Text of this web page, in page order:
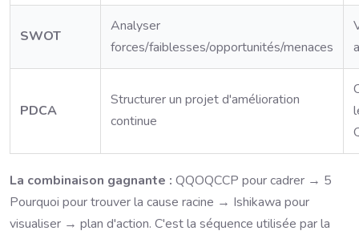
SWOT
Analyser
forces/faiblesses/opportunités/menaces
PDCA
Structurer un projet d'amélioration
continue
La combinaison gagnante : QQOQCCP pour cadrer → 5
Pourquoi pour trouver la cause racine → Ishikawa pour
visualiser → plan d'action. C'est la séquence utilisée par la